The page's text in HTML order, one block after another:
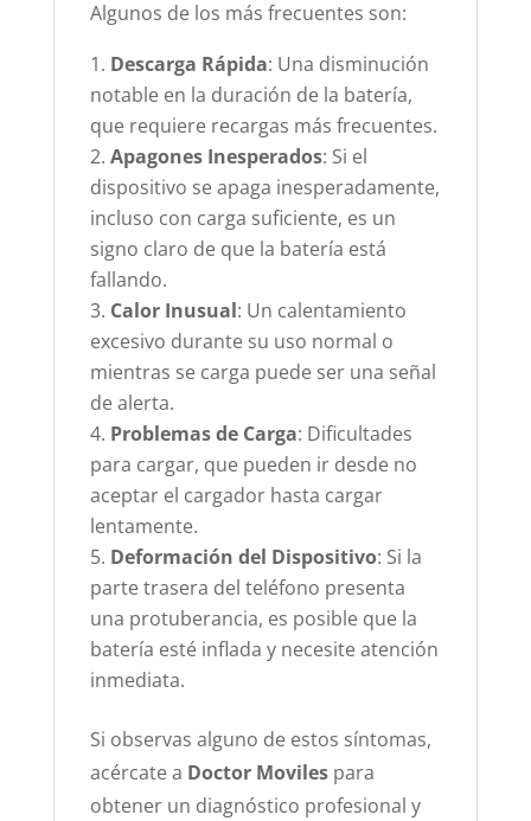
Algunos de los más frecuentes son:
Descarga Rápida: Una disminución
notable en la duración de la batería,
que requiere recargas más frecuentes.
Apagones Inesperados: Si el
dispositivo se apaga inesperadamente,
incluso con carga suficiente, es un
signo claro de que la batería está
fallando.
Calor Inusual: Un calentamiento
excesivo durante su uso normal o
mientras se carga puede ser una señal
de alerta.
Problemas de Carga: Dificultades
para cargar, que pueden ir desde no
aceptar el cargador hasta cargar
lentamente.
Deformación del Dispositivo: Si la
parte trasera del teléfono presenta
una protuberancia, es posible que la
batería esté inflada y necesite atención
inmediata.
Si observas alguno de estos síntomas,
acércate a Doctor Movilespara
obtener un diagnóstico profesional y